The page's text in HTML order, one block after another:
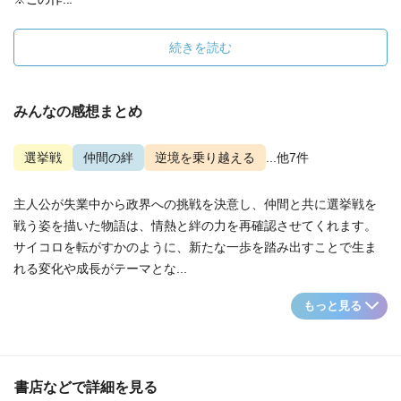
続きを読む
みんなの感想まとめ
選挙戦 仲間の絆 逆境を乗り越える ...他7件
主人公が失業中から政界への挑戦を決意し、仲間と共に選挙戦を
戦う姿を描いた物語は、情熱と絆の力を再確認させてくれます。
サイコロを転がすかのように、新たな一歩を踏み出すことで生ま
れる変化や成長がテーマとな...
もっと見る
書店などで詳細を見る